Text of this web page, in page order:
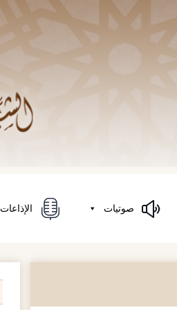
صوتيات الإذاعات